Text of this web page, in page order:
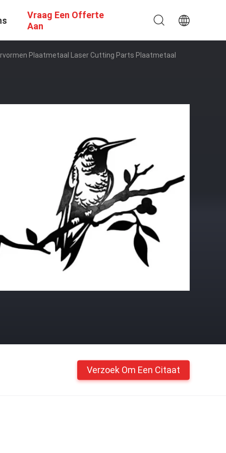
Vraag Een Offerte
Aan
Plaatmetaal Laser Cutting Parts Plaatmetaal
Verzoek Om Een Citaat